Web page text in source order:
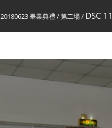
20180623 畢業典禮 /第二場/ DSC